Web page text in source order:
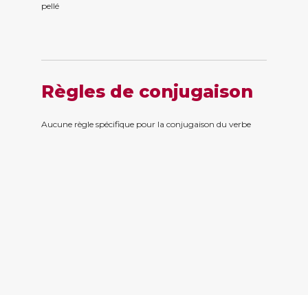
pellé
Règles de conjugaison
Aucune règle spécifique pour la conjugaison du verbe